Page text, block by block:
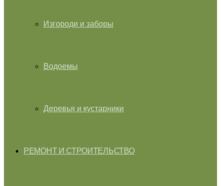
Изгороди и заборы
Водоемы
Деревья и кустарники
РЕМОНТ И СТРОИТЕЛЬСТВО